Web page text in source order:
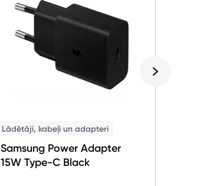
Lādētāji, kabeļi un adapteri
Samsung Power Adapter
15W Type-C Black